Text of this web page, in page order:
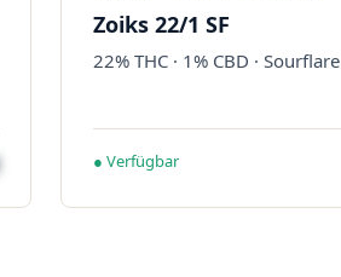
Zoiks 22/1 SF
22% THC · 1% CBD · Sourflare
● Verfügbar